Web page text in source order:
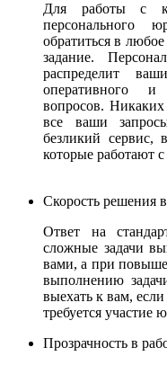
Для работы с
персонального
обратиться в
задание.
распределит
оперативного
вопросов.
все ваши
безликий сервис,
которые работают
Скорость решения
Ответ на
сложные задачи
вами, а при
выполнению
выехать к вам,
требуется участие
Прозрачность в